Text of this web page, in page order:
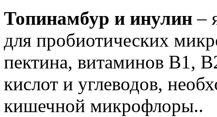
Топинамбур и инулин –
для пробиотических
пектина, витаминов В1,
кислот и углеводов,
кишечной микрофлоры..